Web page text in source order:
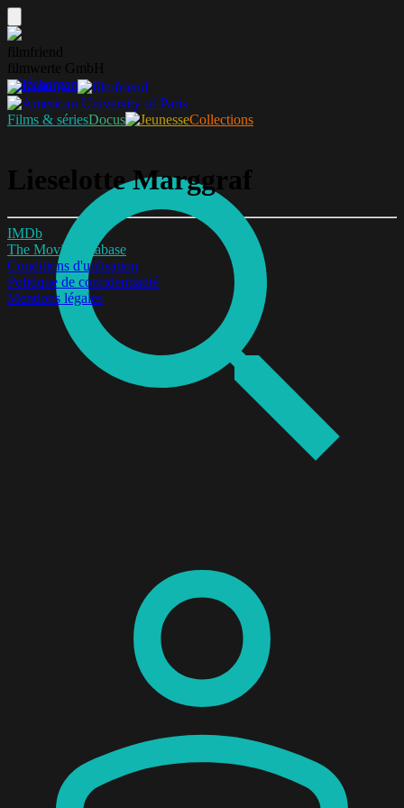
filmfriend
filmwerte GmbH
Télécharger
Films & sériesDocus Collections
Lieselotte Marggraf
IMDb
The Movie Database
Conditions d'utilisation
Politique de confidentialité
Mentions légales